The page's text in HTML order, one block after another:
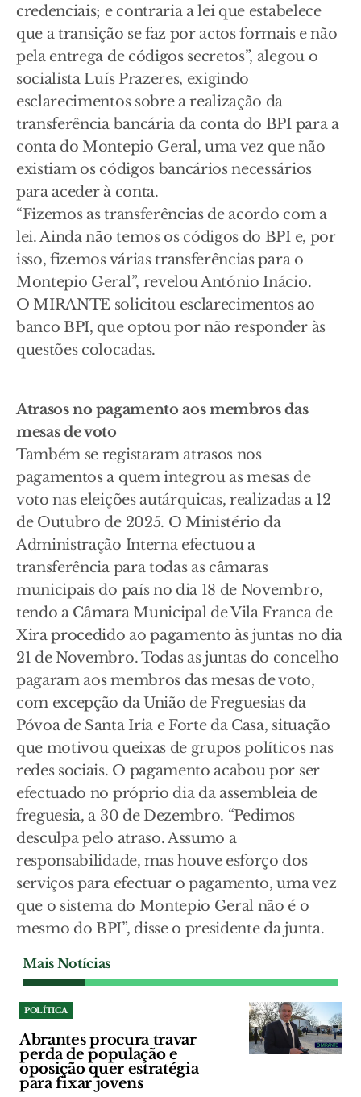
credenciais; e contraria a lei que estabelece
que a transição se faz por actos formais e não
pela entrega de códigos secretos”, alegou o
socialista Luís Prazeres, exigindo
esclarecimentos sobre a realização da
transferência bancária da conta do BPI para a
conta do Montepio Geral, uma vez que não
existiam os códigos bancários necessários
para aceder à conta.
“Fizemos as transferências de acordo com a
lei. Ainda não temos os códigos do BPI e, por
isso, fizemos várias transferências para o
Montepio Geral”, revelou António Inácio.
O MIRANTE solicitou esclarecimentos ao
banco BPI, que optou por não responder às
questões colocadas.
Atrasos no pagamento aos membros das
mesas de voto
Também se registaram atrasos nos
pagamentos a quem integrou as mesas de
voto nas eleições autárquicas, realizadas a 12
de Outubro de 2025. O Ministério da
Administração Interna efectuou a
transferência para todas as câmaras
municipais do país no dia 18 de Novembro,
tendo a Câmara Municipal de Vila Franca de
Xira procedido ao pagamento às juntas no dia
21 de Novembro. Todas as juntas do concelho
pagaram aos membros das mesas de voto,
com excepção da União de Freguesias da
Póvoa de Santa Iria e Forte da Casa, situação
que motivou queixas de grupos políticos nas
redes sociais. O pagamento acabou por ser
efectuado no próprio dia da assembleia de
freguesia, a 30 de Dezembro. “Pedimos
desculpa pelo atraso. Assumo a
responsabilidade, mas houve esforço dos
serviços para efectuar o pagamento, uma vez
que o sistema do Montepio Geral não é o
mesmo do BPI”, disse o presidente da junta.
Mais Notícias
POLÍTICA
Abrantes procura travar
perda de população e
oposição quer estratégia
para fixar jovens